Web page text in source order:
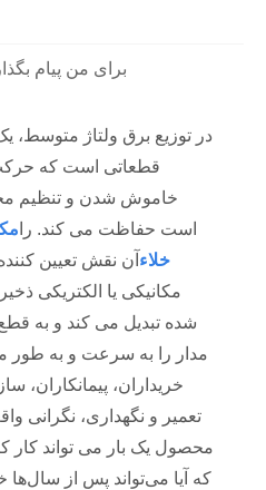
برای من پیام
در توزیع برق ولتاژ متوسط،
قطعاتی است که
خاموش شدن و تنظیم
است حفاظت می کند. را
خلاء آن نقش تعیین
مکانیکی یا الکتریکی
شده تبدیل می کند و به
مدار را به سرعت و به طور
خریداران، پیمانکاران،
تعمیر و نگهداری، نگرانی
محصول یک بار می تواند کار
که آیا می‌تواند پس از